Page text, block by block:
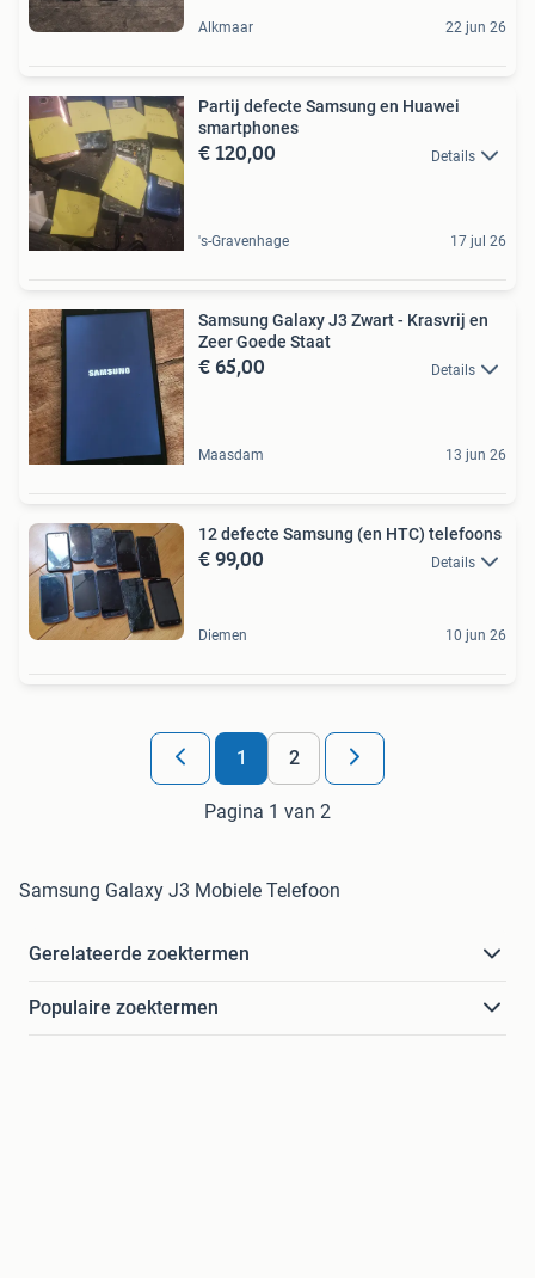
Alkmaar 22 jun 26
Partij defecte Samsung en Huawei
smartphones
€ 120,00 Details
's-Gravenhage 17 jul 26
Samsung Galaxy J3 Zwart - Krasvrij en
Zeer Goede Staat
€ 65,00 Details
Maasdam 13 jun 26
12 defecte Samsung (en HTC) telefoons
€ 99,00 Details
Diemen 10 jun 26
1 2
Pagina 1 van 2
Samsung Galaxy J3 Mobiele Telefoon
Gerelateerde zoektermen
Populaire zoektermen